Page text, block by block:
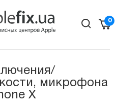
0
микрофона
X